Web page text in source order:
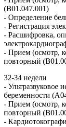
(B01.047.001)
- Определение
- Регистрация
- Расшифровка,
- Прием (осмотр,
повторный
32-34 недели
- Ультразвуковое
беременности
- Прием (осмотр,
повторный
-